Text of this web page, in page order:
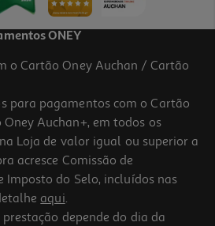
4.5
Laser
ONEY
o Cartão Oney Auchan / Cartão
para pagamentos com o Cartão
Auchan+, em todos os
Loja de valor igual ou superior a
acresce Comissão de
Imposto do Selo, incluídos nas
aqui.
depende do dia da